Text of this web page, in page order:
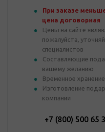
При заказе
цена договорная
Цены на сайте
пожалуйста,
специалистов
Составляющие
вашему желанию
Временное
Изготовление
компании
+7 (800) 500 65